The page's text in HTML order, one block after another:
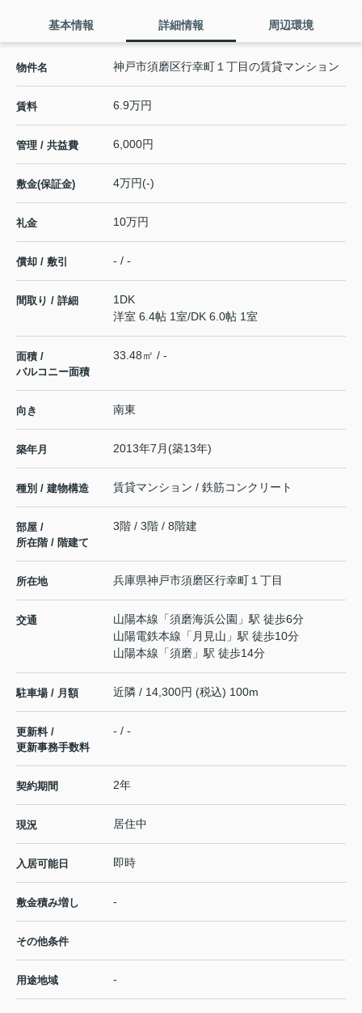
基本情報 詳細情報 周辺環境
物件名 神戸市須磨区行幸町１丁目の賃貸マンション
賃料 6.9万円
管理 / 共益費 6,000円
敷金(保証金) 4万円(-)
礼金 10万円
償却 / 敷引 - / -
間取り / 詳細
1DK
洋室 6.4帖 1室/DK 6.0帖 1室
面積 /
バルコニー面積
33.48㎡ / -
向き 南東
築年月 2013年7月(築13年)
種別 / 建物構造 賃貸マンション / 鉄筋コンクリート
部屋 /
所在階 / 階建て
3階 / 3階 / 8階建
所在地 兵庫県神戸市須磨区行幸町 １丁目
交通 山陽本線 「須磨海浜公園 」駅 徒歩6分
山陽電鉄本線 「 月見山 」駅 徒歩10分
山陽本線 「須磨 」駅 徒歩14分
駐車場 / 月額 近隣 / 14,300円 (税込) 100m
更新料 /
更新事務手数料
- / -
契約期間 2年
現況 居住中
入居可能日 即時
敷金積み増し -
その他条件
用途地域 -